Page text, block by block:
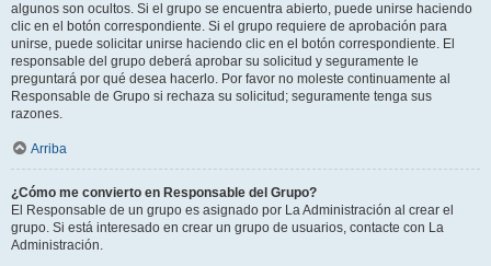
algunos son ocultos. Si el grupo se encuentra abierto, puede unirse haciendo
clic en el botón correspondiente. Si el grupo requiere de aprobación para
unirse, puede solicitar unirse haciendo clic en el botón correspondiente. El
responsable del grupo deberá aprobar su solicitud y seguramente le
preguntará por qué desea hacerlo. Por favor no moleste continuamente al
Responsable de Grupo si rechaza su solicitud; seguramente tenga sus
razones.
Arriba
¿Cómo me convierto en Responsable del Grupo?
El Responsable de un grupo es asignado por La Administración al crear el
grupo. Si está interesado en crear un grupo de usuarios, contacte con La
Administración.